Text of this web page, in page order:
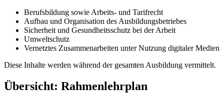
Berufsbildung sowie Arbeits- und Tarifrecht
Aufbau und Organisation des Ausbildungsbetriebes
Sicherheit und Gesundheitsschutz bei der Arbeit
Umweltschutz
Vernetztes Zusammenarbeiten unter Nutzung digitaler Medien
Diese Inhalte werden während der gesamten Ausbildung vermittelt.
Übersicht: Rahmenlehrplan